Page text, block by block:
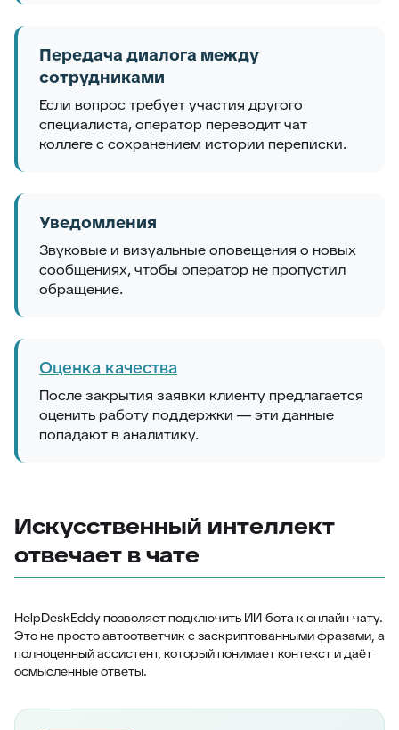
Передача диалога между
сотрудниками
Если вопрос требует участия другого
специалиста, оператор переводит чат
коллеге с сохранением истории переписки.
Уведомления
Звуковые и визуальные оповещения о новых
сообщениях, чтобы оператор не пропустил
обращение.
Оценка качества
После закрытия заявки клиенту предлагается
оценить работу поддержки — эти данные
попадают в аналитику.
Искусственный интеллект
отвечает в чате
HelpDeskEddy позволяет подключить ИИ-бота к онлайн-чату.
Это не просто автоответчик с заскриптованными фразами, а
полноценный ассистент, который понимает контекст и даёт
осмысленные ответы.